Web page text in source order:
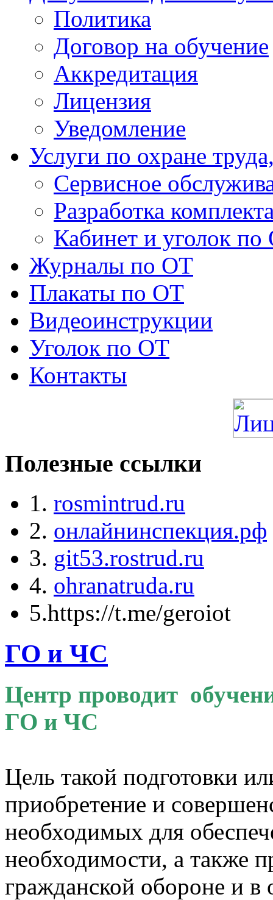
Политика
Договор на обучение
Аккредитация
Лицензия
Уведомление
Услуги по охране
Сервисное
Разработка
Кабинет и уголок
Журналы по ОТ
Плакаты по ОТ
Видеоинструкции
Уголок по ОТ
Контакты
Полезные ссылки
1. rosmintrud.ru
2. онлайнинспекция.рф
3. git53.rostrud.ru
4. ohranatruda.ru
5.https://t.me/geroiot
ГО и ЧС
Центр проводит
ГО и ЧС
Цель такой подготовки
приобретение и
необходимых для
необходимости, а также
гражданской обороне и в